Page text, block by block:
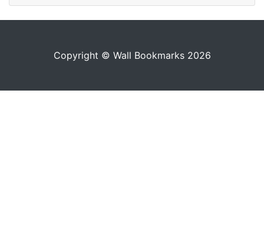
Copyright © Wall Bookmarks 2026